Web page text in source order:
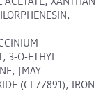
ACETATE, XANTHAN
3-O-ETHYL
[MAY
(CI 77891), IRON